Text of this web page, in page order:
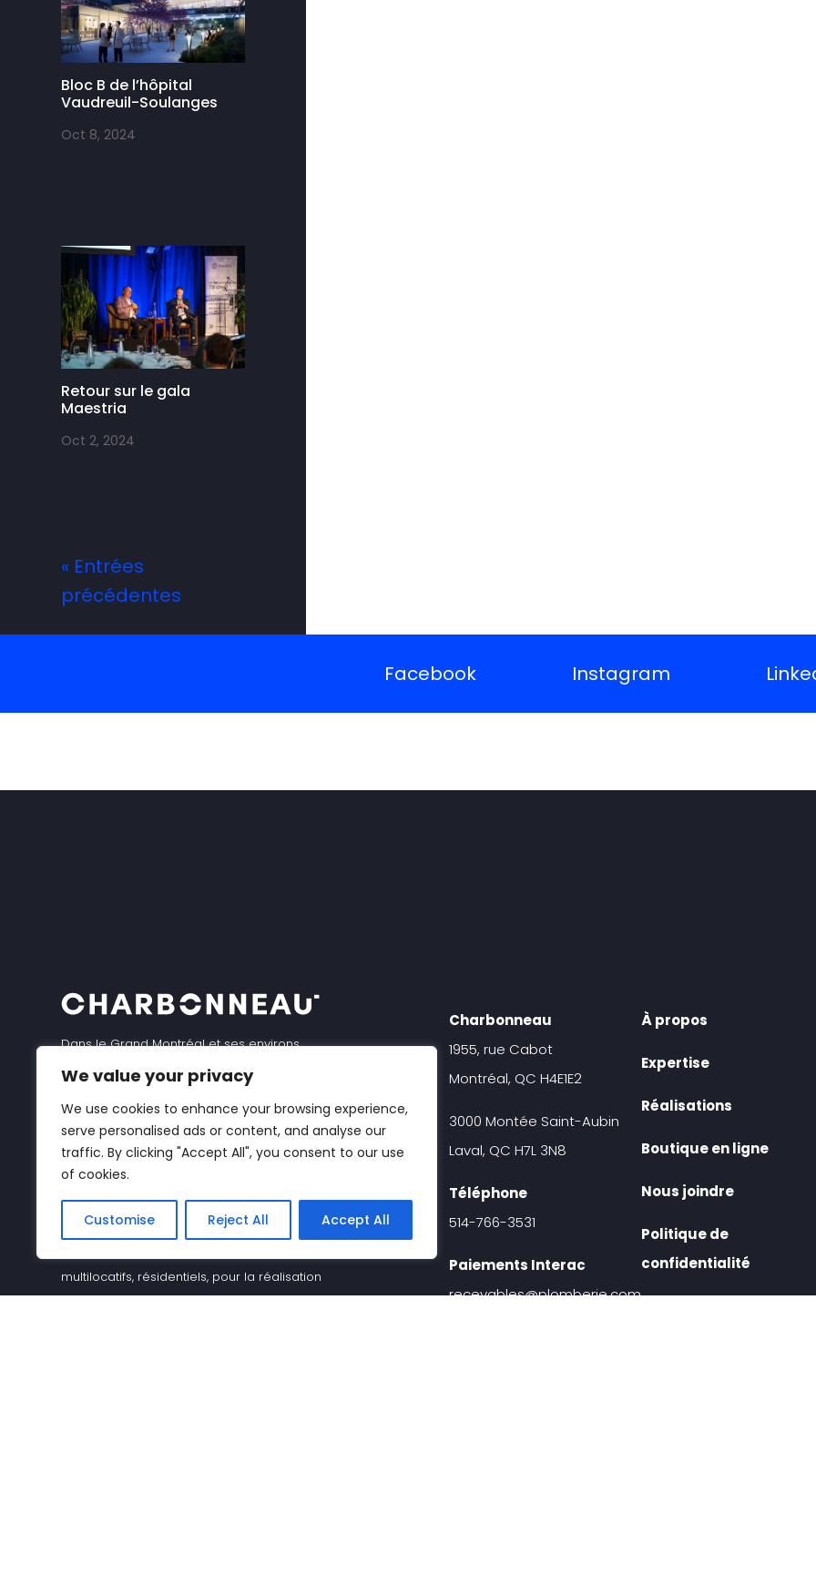
We value your privacy
We use cookies to enhance your browsing experience,
serve personalised ads or content, and analyse our
traffic. By clicking "Accept All", you consent to our use
of cookies.
Customise Reject All Accept All
Bloc B de l’hôpital
Vaudreuil-Soulanges
Oct 8, 2024
Retour sur le gala
Maestria
Oct 2, 2024
« Entrées
précédentes
Facebook Instagram
Dans le Grand Montréal et ses environs,
Charbonneau demeure le chef de file dans
le domaine de la plomberie, du chauffage
et de la climatisation avec à son actif plus
de 100 ans d’expertise. Par ses services
ÉNERGIE, DISTINCTION – l’équipe intervient sur
multilocatifs, résidentiels, pour la réalisation
Charbonneau
1955, rue Cabot
Montréal, QC H4E1E2
3000 Montée Saint-Aubin
Laval, QC H7L 3N8
Téléphone
514-766-3531
Paiements Interac
recevables@plomberie.com
À propos
Expertise
Réalisations
Boutique en ligne
Nous joindre
Politique de
confidentialité